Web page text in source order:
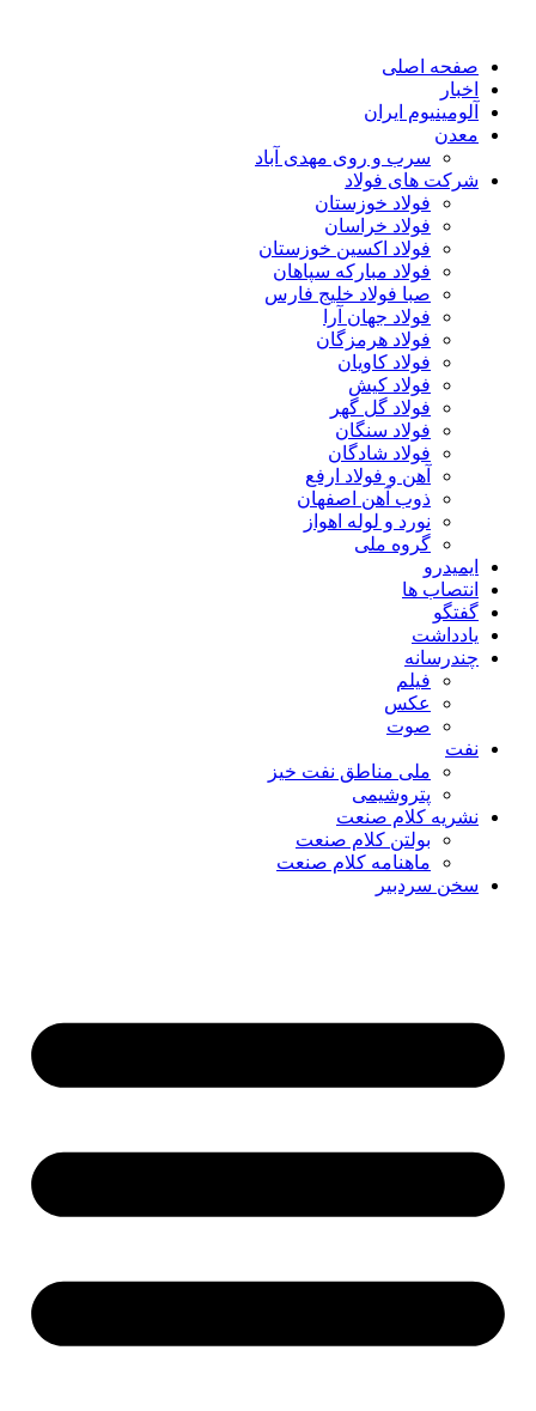
صفحه اصلی
اخبار
آلومینیوم ایران
معدن
سرب و روی مهدی آباد
شرکت های فولاد
فولاد خوزستان
فولاد خراسان
فولاد اکسین خوزستان
فولاد مبارکه سپاهان
صبا فولاد خلیج فارس
فولاد جهان آرا
فولاد هرمزگان
فولاد کاویان
فولاد کیش
فولاد گل گهر
فولاد سنگان
فولاد شادگان
آهن و فولاد ارفع
ذوب آهن اصفهان
نورد و لوله اهواز
گروه ملی
ایمیدرو
انتصاب ها
گفتگو
یادداشت
چندرسانه
فیلم
عکس
صوت
نفت
ملی مناطق نفت خیز
پتروشیمی
نشریه کلام صنعت
بولتن کلام صنعت
ماهنامه کلام صنعت
سخن سردبیر